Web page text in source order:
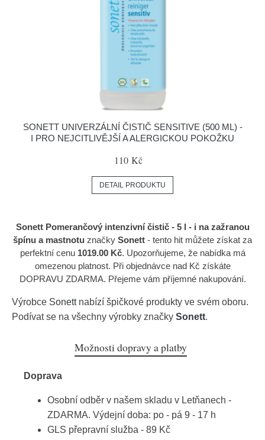
SONETT UNIVERZÁLNÍ ČISTIČ SENSITIVE (500 ML) -
I PRO NEJCITLIVĚJŠÍ A ALERGICKOU POKOŽKU
110 Kč
DETAIL PRODUKTU
Sonett Pomerančový intenzivní čistič - 5 l - i na zažranou
špínu a mastnotu značky Sonett - tento hit můžete získat za
perfektní cenu 1019.00 Kč. Upozorňujeme, že nabídka má
omezenou platnost. Při objednávce nad Kč získáte
DOPRAVU ZDARMA. Přejeme vám příjemné nakupování.
Výrobce Sonettnabízí špičkové produkty ve svém oboru.
Podívat se na všechny výrobky značky Sonett.
Možnosti dopravy a platby
Doprava
Osobní odběr v našem skladu v Letňanech -
ZDARMA. Výdejní doba: po - pá 9 - 17 h
GLS přepravní služba - 89 Kč